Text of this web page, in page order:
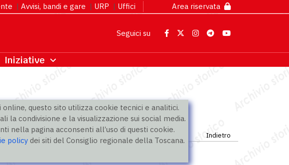
questo sito utilizza cookie tecnici e analitici.
condivisione e la visualizzazione sui social media.
nella pagina acconsenti all’uso di questi cookie.
policydei siti del Consiglio regionale della Toscana.
| Avvisi, bandi e gare | URP | Uffici Area riservata
Seguici su
Indietro